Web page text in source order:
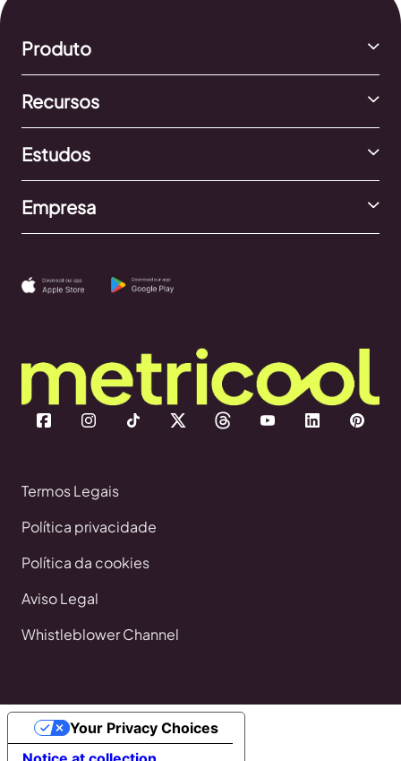
Produto
Recursos
Estudos
Empresa
Termos Legais
Política privacidade
Política da cookies
Aviso Legal
Whistleblower Channel
Your Privacy Choices